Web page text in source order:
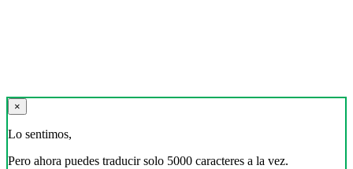
×
Lo sentimos,
Pero ahora puedes traducir solo 5000 caracteres a la vez.